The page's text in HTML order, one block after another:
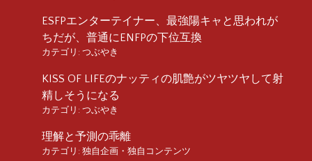
ESFPエンターテイナー、最強陽キャと思われが
ちだが、普通にENFPの下位互換
カテゴリ: つぶやき
KISS OF LIFEのナッティの肌艶がツヤツヤして射
精しそうになる
カテゴリ: つぶやき
理解と予測の乖離
カテゴリ: 独自企画・独自コンテンツ